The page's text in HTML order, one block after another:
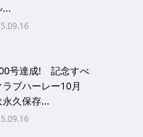
...
号達成! 記念すべ
ラブハーレー10月
久保存...